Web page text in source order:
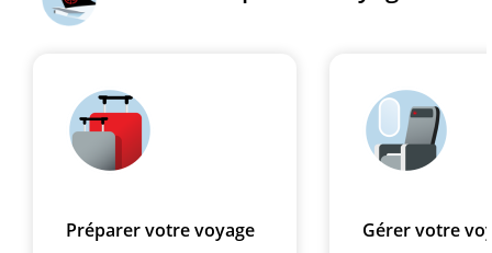
Préparer votre voyage Gérer votre